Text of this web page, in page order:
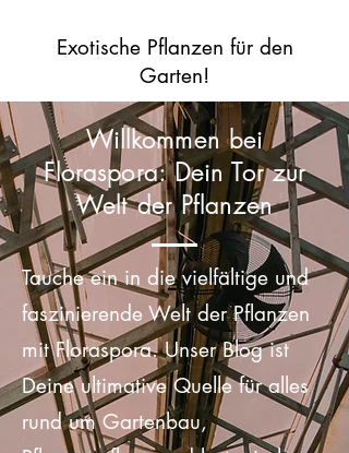
Exotische Pflanzen für den
Garten!
Willkommen bei
Floraspora: Dein Tor zur
Welt der Pflanzen
Tauche ein in die vielfältige und
faszinierende Welt der Pflanzen
mit Floraspora. Unser Blog ist
Deine ultimative Quelle für alles